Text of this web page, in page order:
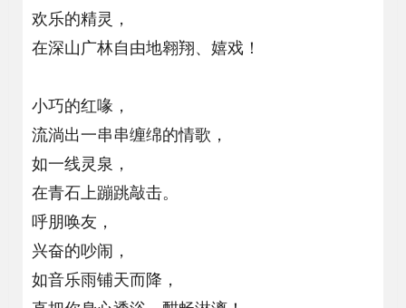
欢乐的精灵，
在深山广林自由地翱翔、嬉戏！
小巧的红喙，
流淌出一串串缠绵的情歌，
如一线灵泉，
在青石上蹦跳敲击。
呼朋唤友，
兴奋的吵闹，
如音乐雨铺天而降，